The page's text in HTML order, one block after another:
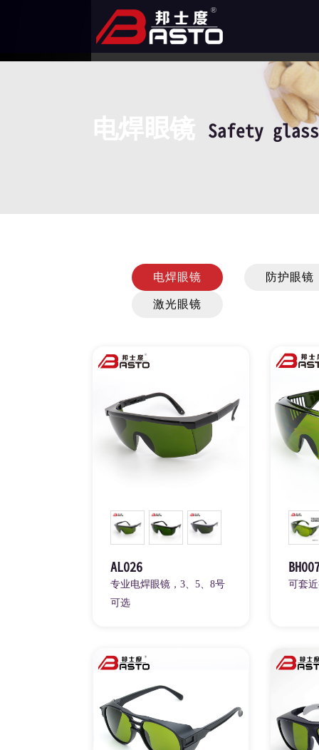
Safety
电焊眼镜 防护眼镜
激光眼镜
AL026
专业电焊眼镜，3、5、8号
可选
可套